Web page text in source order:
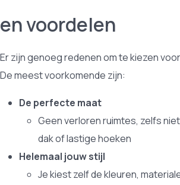
en voordelen
Er zijn genoeg redenen om te kiezen
De meest voorkomende zijn:
De perfecte maat
Geen verloren ruimtes, zelfs
dak of lastige hoeken
Helemaal jouw stijl
Je kiest zelf de kleuren,